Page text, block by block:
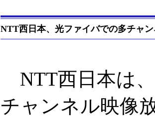
NTT西日本、光ファイバでの多チャ
NTT西日本は
チャンネル映像